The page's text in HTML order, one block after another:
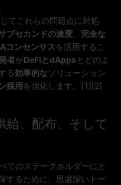
てこれらの問題点に対処
ブセカンドの速度
完全な
コンセンサス を活用するこ
者がDeFiとdAppsとどのよ
る効率的なソリューション
採用を強化します。[1][2]
給、配布、そして
てのステークホルダーにと
するために、思慮深いトー